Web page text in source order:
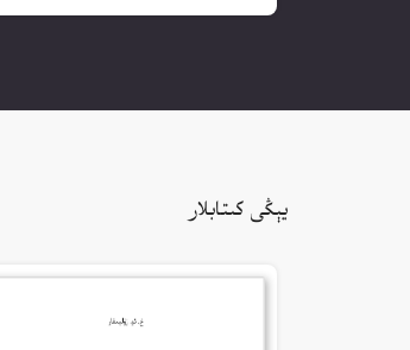
يېڭى كىتابلار